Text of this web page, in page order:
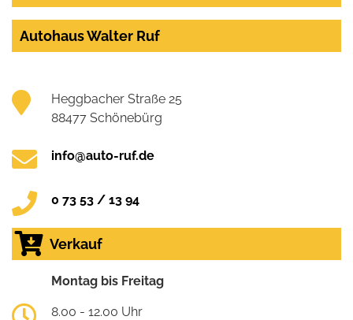
Autohaus Walter Ruf
Heggbacher Straße 25
88477 Schönebürg
info@auto-ruf.de
0 73 53 / 13 94
Verkauf
Montag bis Freitag
8.00 - 12.00 Uhr